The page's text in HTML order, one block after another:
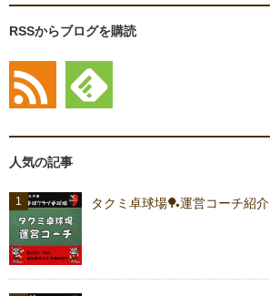
RSSからブログを購読
人気の記事
タクミ卓球場🏓運営コーチ紹介